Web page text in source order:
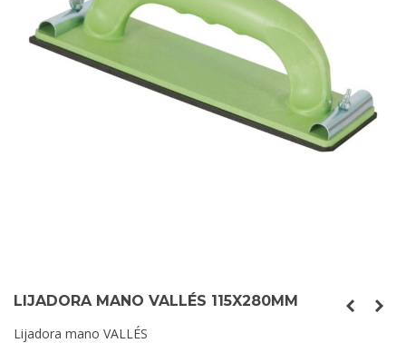
LIJADORA MANO VALLÉS 115X280MM
Lijadora mano VALLÉS